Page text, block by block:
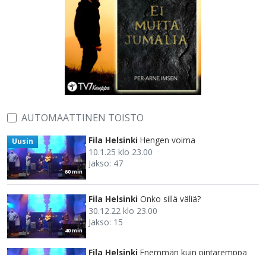
AUTOMAATTINEN TOISTO
60 min
Uusin Fila Helsinki Hengen voima
10.1.25 klo 23.00
Jakso: 47
40 min
Fila Helsinki Onko sillä väliä?
30.12.22 klo 23.00
Jakso: 15
Fila Helsinki Enemmän kuin pintaremppa